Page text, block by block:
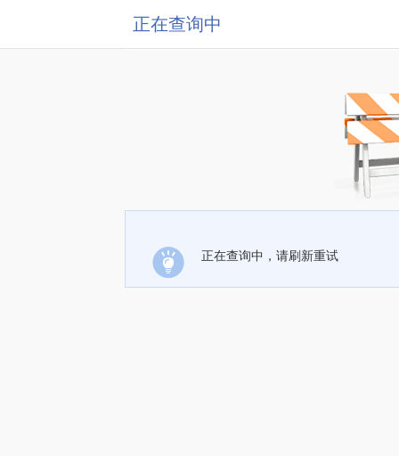
正在查询中
正在查询中，请刷新重试